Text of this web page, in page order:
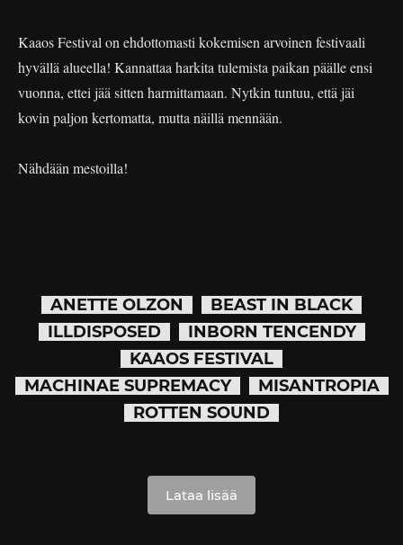
Kaaos Festival on ehdottomasti kokemisen arvoinen festivaali
hyvällä alueella! Kannattaa harkita tulemista paikan päälle ensi
vuonna, ettei jää sitten harmittamaan. Nytkin tuntuu, että jäi
kovin paljon kertomatta, mutta näillä mennään.
Nähdään mestoilla!
ANETTE OLZON
BEAST IN BLACK
ILLDISPOSED
INBORN TENCENDY
KAAOS FESTIVAL
MACHINAE SUPREMACY
MISANTROPIA
ROTTEN SOUND
Lataa lisää